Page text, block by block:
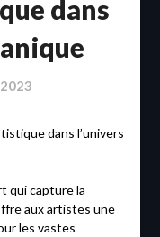
dans
dans l’univers
qui capture la
aux artistes une
les vastes